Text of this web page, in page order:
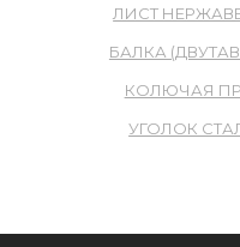
ЛИСТ
БАЛКА
КОЛЮЧАЯ
УГОЛОК